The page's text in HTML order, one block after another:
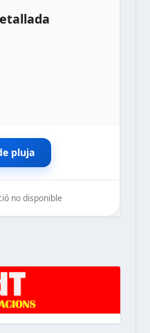
pluja
no disponible